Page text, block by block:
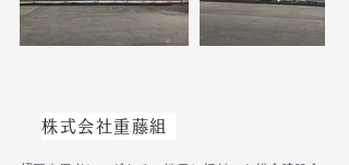
株式会社重藤組